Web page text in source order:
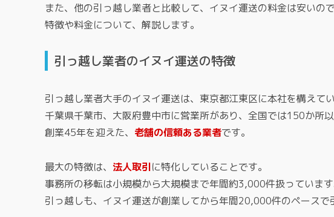
また、他の引っ越し業者と比較して、イヌイ運送の料金は安いの
特徴や料金について、解説します。
引っ越し業者のイヌイ運送の特徴
引っ越し業者大手のイヌイ運送は、東京都江東区に本社を構えて
千葉県千葉市、大阪府豊中市に営業所があり、全国では150か所
創業45年を迎えた、 老舗の信頼ある業者です。
最大の特徴は、 法人取引に特化していることです。
事務所の移転は小規模から大規模まで年間約3,000件扱っています
引っ越しも、イヌイ運送が創業してから年間20,000件のペースで